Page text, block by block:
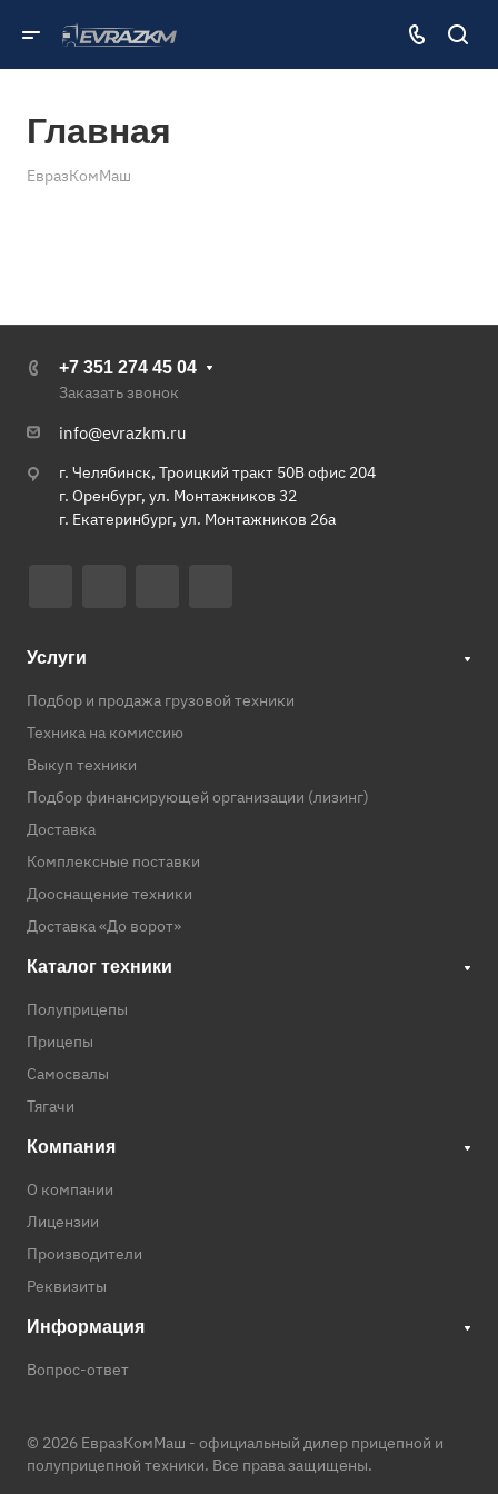
Главная
ЕвразКомМаш
+7 351 274 45 04
Заказать звонок
info@evrazkm.ru
г. Челябинск, Троицкий тракт 50В офис 204
г. Оренбург, ул. Монтажников 32
г. Екатеринбург, ул. Монтажников 26а
Услуги
Подбор и продажа грузовой техники
Техника на комиссию
Выкуп техники
Подбор финансирующей организации (лизинг)
Доставка
Комплексные поставки
Дооснащение техники
Доставка «До ворот»
Каталог техники
Полуприцепы
Прицепы
Самосвалы
Тягачи
Компания
О компании
Лицензии
Производители
Реквизиты
Информация
Вопрос-ответ
© 2026 ЕвразКомМаш - официальный дилер прицепной и
полуприцепной техники. Все права защищены.